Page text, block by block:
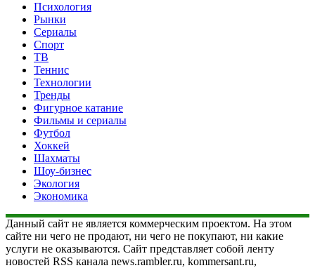
Психология
Рынки
Сериалы
Спорт
ТВ
Теннис
Технологии
Тренды
Фигурное катание
Фильмы и сериалы
Футбол
Хоккей
Шахматы
Шоу-бизнес
Экология
Экономика
Данный сайт не является коммерческим проектом. На этом
сайте ни чего не продают, ни чего не покупают, ни какие
услуги не оказываются. Сайт представляет собой ленту
новостей RSS канала news.rambler.ru, kommersant.ru,